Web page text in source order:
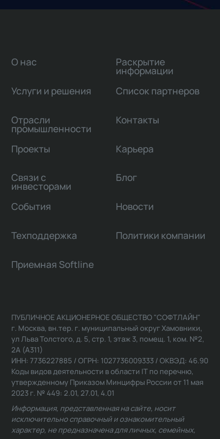
О нас
Услуги и решения
Отрасли
промышленности
Проекты
Связи с
инвесторами
Раскрытие
информации
Список партнеров
Контакты
Карьера
Блог
События Новости
Техподдержка Политики компании
Приемная Softline
ПУБЛИЧНОЕ АКЦИОНЕРНОЕ ОБЩЕСТВО "СОФТЛАЙН"
г. Москва, вн.тер. г. муниципальный округ Хамовники,
ул Льва Толстого, д. 5, стр. 1, этаж 3, помещ. 1, ком. №2,
2А (А311)
ИНН: 7736227885 / ОГРН: 1027736009333 / ОКВЭД: 46.90
Коды видов деятельности в области IT по перечню,
утвержденному Приказом Минцифры России от 11 мая
2023 г. № 449: 2.01, 27.01, 4.01
Информация, представленная на сайте, носит
исключительно справочный и ознакомительный
характер, не предназначена для личных, семейных,